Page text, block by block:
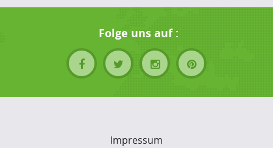
Folge uns auf :
Impressum